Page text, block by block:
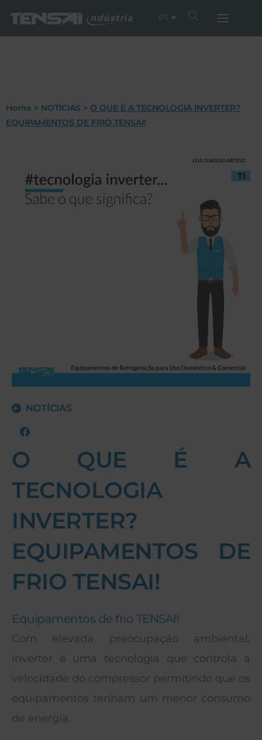
PT
Home > NOTÍCIAS > O QUE É A TECNOLOGIA INVERTER?
EQUIPAMENTOS DE FRIO TENSAI!
NOTÍCIAS
O QUE É A
TECNOLOGIA
INVERTER?
EQUIPAMENTOS DE
FRIO TENSAI!
Equipamentos de frio TENSAI!
Com elevada preocupação ambiental,
Inverter é uma tecnologia que controla a
velocidade do compressor permitindo que os
equipamentos tenham um menor consumo
de energia.